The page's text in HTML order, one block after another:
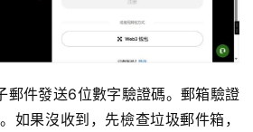
郵件發送6位數字驗證碼。郵箱驗證
如果沒收到，先檢查垃圾郵件箱，